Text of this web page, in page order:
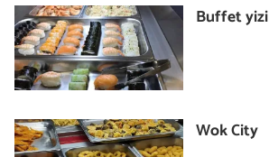
Buffet yizi
Wok City